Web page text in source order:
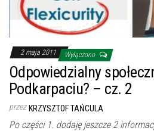
2 maja 2011 Wyłączono
Odpowiedzialny
Podkarpaciu? – cz. 2
przez KRZYSZTOF TAŃCULA
Po części 1. dodaję jeszcze 2